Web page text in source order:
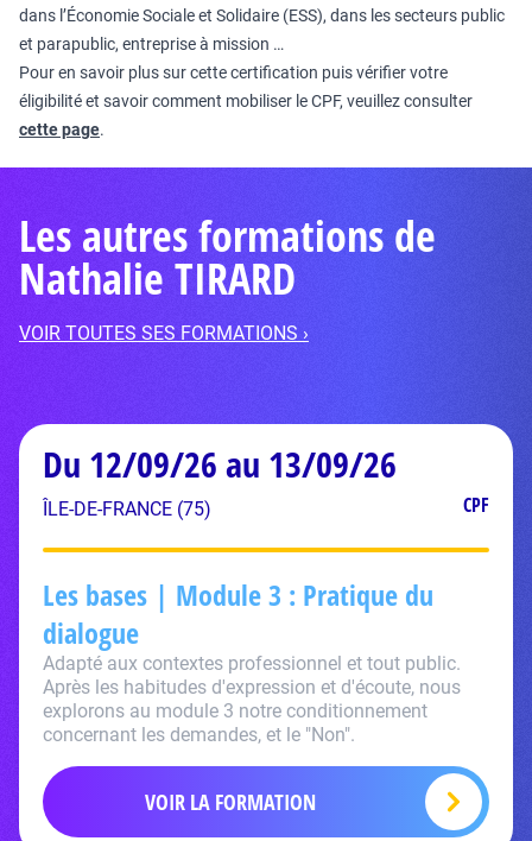
dans l’Économie Sociale et Solidaire (ESS), dans les secteurs public
et parapublic, entreprise à mission …
Pour en savoir plus sur cette certification puis vérifier votre
éligibilité et savoir comment mobiliser le CPF, veuillez consulter
cette page.
Les autres formations de
Nathalie TIRARD
VOIR TOUTES SES FORMATIONS ›
Du 12/09/26 au 13/09/26
ÎLE-DE-FRANCE (75) CPF
Les bases | Module 3 : Pratique du
dialogue
Adapté aux contextes professionnel et tout public.
Après les habitudes d'expression et d'écoute, nous
explorons au module 3 notre conditionnement
concernant les demandes, et le "Non".
VOIR LA FORMATION